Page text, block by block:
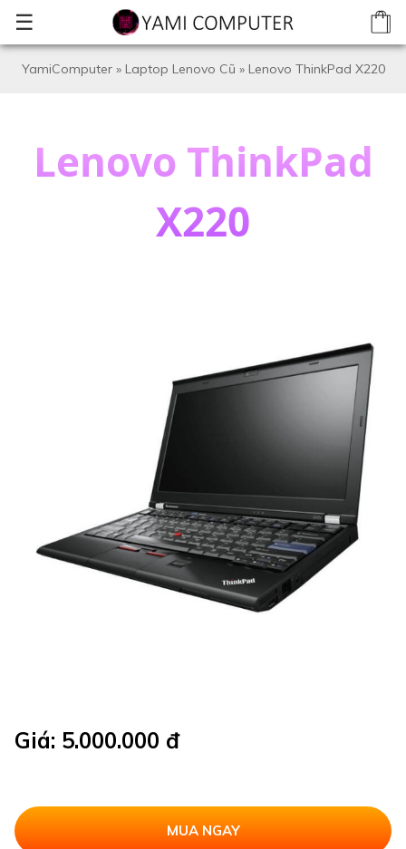
☰
YamiComputer» Laptop Lenovo Cũ » Lenovo ThinkPad X220
Lenovo ThinkPad
X220
Giá: 5.000.000 đ